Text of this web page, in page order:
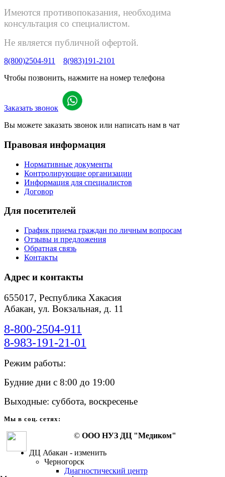
Имеются противопоказания, необходима
консультация со специалистом.
Не является публичной офертой.
8(800)2504-911
8(983)191-2101
Чтобы позвонить, нажмите на номер телефона
Заказать звонок
Вы можете заказать звонок или написать нам в чат
Правовая информация
Нормативные документы
Контролирующие организации
Информация для специалистов
Договор
Для посетителей
График приема граждан по личным вопросам
Отзывы и предложения
Обратная связь
Контакты
Адрес и контакты
655017, Республика Хакасия
Абакан, ул. Вокзальная, д. 11
8-800-2504-911
8-983-191-21-01
Режим работы:
Будние дни с 8:00 до 19:00
Выходные: суббота, воскресенье
Мы в соц. сетях:
© ООО НУЗ ДЦ "Медиком"
ДЦ Абакан - изменить
Черногорск
Диагностический центр